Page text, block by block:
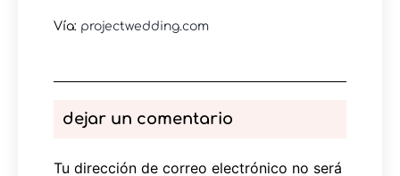
Vía: projectwedding.com
dejar un comentario
Tu dirección de correo electrónico no será